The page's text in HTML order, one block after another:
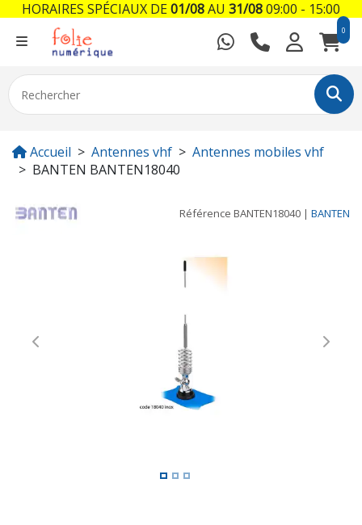
0
Accueil Antennes vhf
Antennes mobiles vhf
BANTEN BANTEN18040
Référence BANTEN18040 | BANTEN
Previous Next
HORAIRES SPÉCIAUX DE01/08AU 31/0809:00 - 15:00